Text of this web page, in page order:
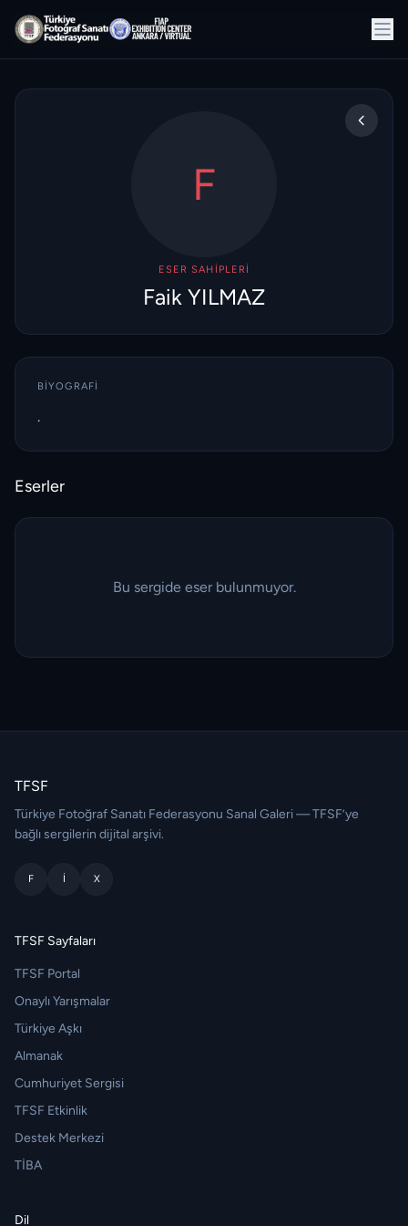
F
ESER SAHIPLERI
Faik YILMAZ
BIYOGRAFI
.
Eserler
Bu sergide eser bulunmuyor.
TFSF
Türkiye Fotoğraf Sanatı Federasyonu Sanal Galeri — TFSF’ye
bağlı sergilerin dijital arşivi.
F I X
TFSF Sayfaları
TFSF Portal
Onaylı Yarışmalar
Türkiye Aşkı
Almanak
Cumhuriyet Sergisi
TFSF Etkinlik
Destek Merkezi
TİBA
Dil